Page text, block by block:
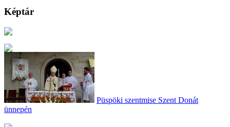
Képtár
Püspöki szentmise Szent Donát
ünnepén